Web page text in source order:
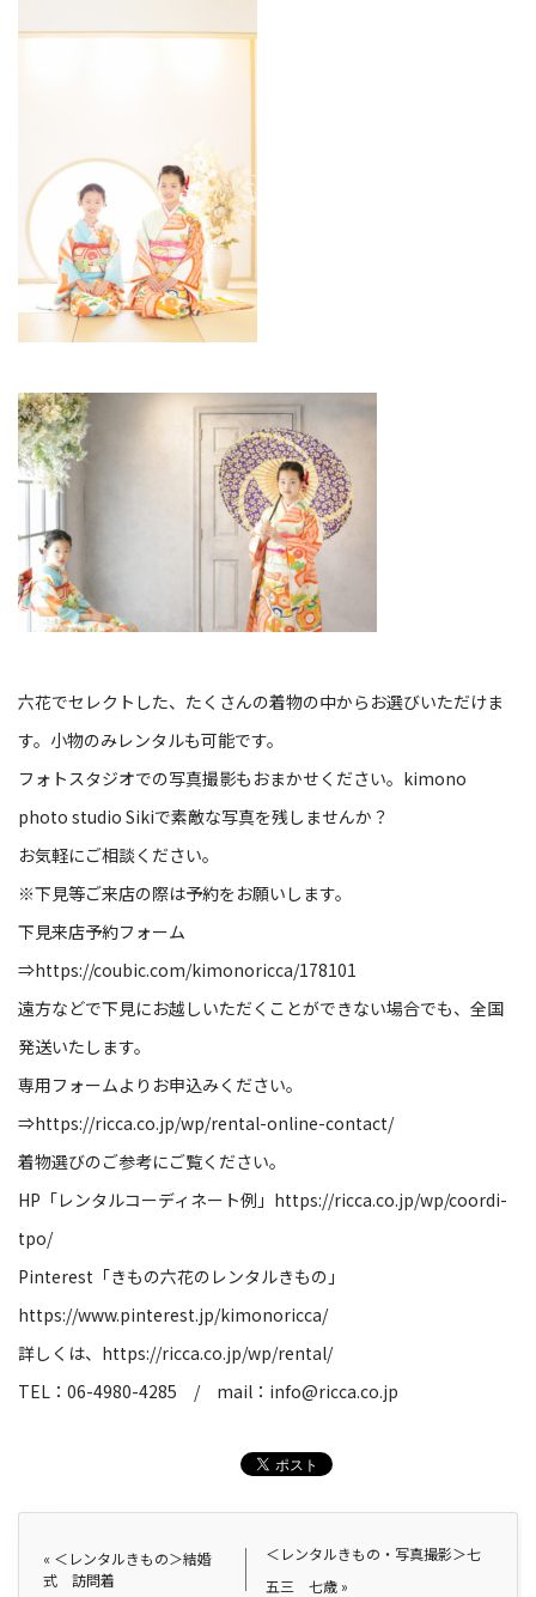
六花でセレクトした、たくさんの着物の中からお選びいただけま
す。小物のみレンタルも可能です。
フォトスタジオでの写真撮影もおまかせください。 kimono
photo studio Sikiで素敵な写真を残しませんか？
お気軽にご相談ください。
※下見等ご来店の際は予約をお願いします。
下見来店予約フォーム
⇒https://coubic.com/kimonoricca/178101
遠方などで下見にお越しいただくことができない場合でも、全国
発送いたします。
専用フォームよりお申込みください。
⇒https://ricca.co.jp/wp/rental-online-contact/
着物選びのご参考にご覧ください。
HP 「レンタルコーディネート例」 https://ricca.co.jp/wp/coordi-
tpo/
Pinterest 「きもの六花のレンタルきもの」
https://www.pinterest.jp/kimonoricca/
詳しくは、 https://ricca.co.jp/wp/rental/
TEL ： 06-4980-4285 / mail ： info@ricca.co.jp
« ＜レンタルきもの＞結婚
式 訪問着
＜レンタルきもの・写真撮影＞七
五三 七歳»